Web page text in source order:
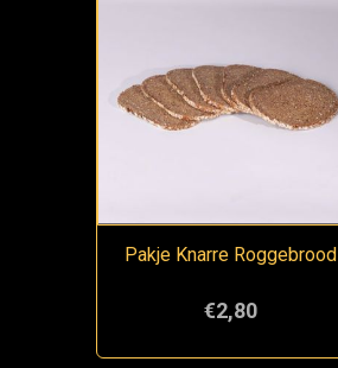
Pakje Knarre Roggebrood
€2,80